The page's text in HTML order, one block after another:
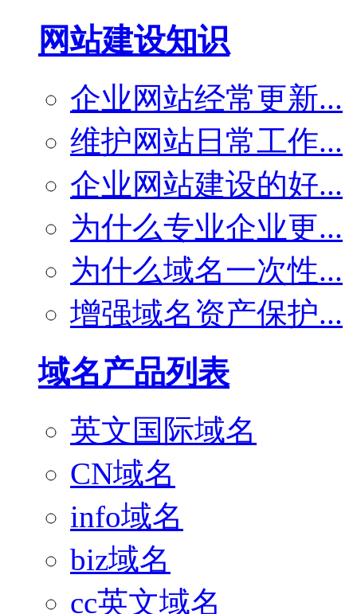
网站建设知识
企业网站经常更新...
维护网站日常工作...
企业网站建设的好...
为什么专业企业更...
为什么域名一次性...
增强域名资产保护...
域名产品列表
英文国际域名
CN域名
info域名
biz域名
cc英文域名